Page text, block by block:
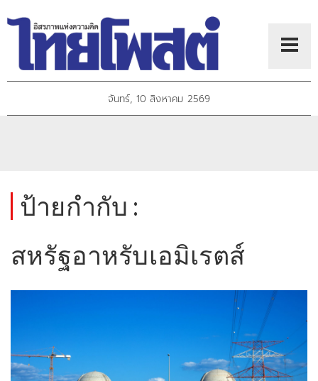
จันทร์, 10 สิงหาคม 2569
ป้ายกำกับ :
สหรัฐอาหรับเอมิเรตส์